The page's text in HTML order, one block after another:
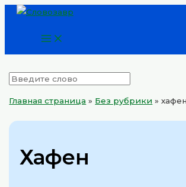
Перейти
содержимому
Main
Menu
Главная страница » Без рубрики »хафен
Хафен